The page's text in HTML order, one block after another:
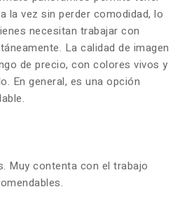
la vez sin perder comodidad, lo
necesitan trabajar con
La calidad de imagen
de precio, con colores vivos y
En general, es una opción
Muy contenta con el trabajo